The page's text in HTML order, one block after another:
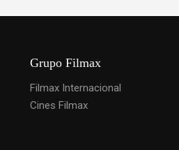
Grupo Filmax
Filmax Internacional
Cines Filmax